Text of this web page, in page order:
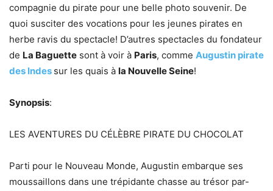
compagnie du pirate pour une belle photo souvenir. De
quoi susciter des vocations pour les jeunes pirates en
herbe ravis du spectacle! D’autres spectacles du fondateur
de La Baguette sont à voir à Paris, comme Augustin pirate
des Indes sur les quais à la Nouvelle Seine!
Synopsis:
LES AVENTURES DU CÉLÈBRE PIRATE DU CHOCOLAT
Parti pour le Nouveau Monde, Augustin embarque ses
moussaillons dans une trépidante chasse au trésor par-